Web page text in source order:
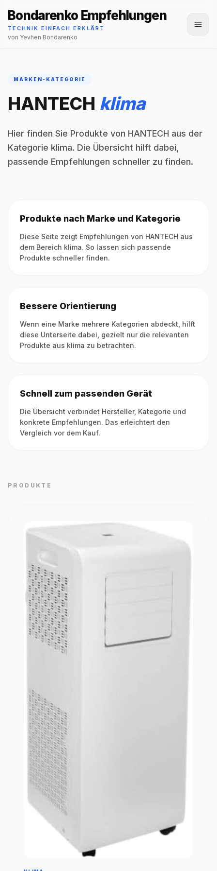
Bondarenko Empfehlungen
TECHNIK EINFACH ERKLÄRT
von Yevhen Bondarenko
MARKEN-KATEGORIE
HANTECH klima
Hier finden Sie Produkte von HANTECH aus der
Kategorie klima. Die Übersicht hilft dabei,
passende Empfehlungen schneller zu finden.
Produkte nach Marke und Kategorie
Diese Seite zeigt Empfehlungen von HANTECH aus
dem Bereich klima. So lassen sich passende
Produkte schneller finden.
Bessere Orientierung
Wenn eine Marke mehrere Kategorien abdeckt, hilft
diese Unterseite dabei, gezielt nur die relevanten
Produkte aus klima zu betrachten.
Schnell zum passenden Gerät
Die Übersicht verbindet Hersteller, Kategorie und
konkrete Empfehlungen. Das erleichtert den
Vergleich vor dem Kauf.
PRODUKTE